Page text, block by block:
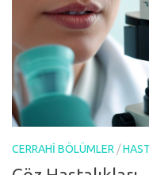
CERRAHI BÖLÜMLER /